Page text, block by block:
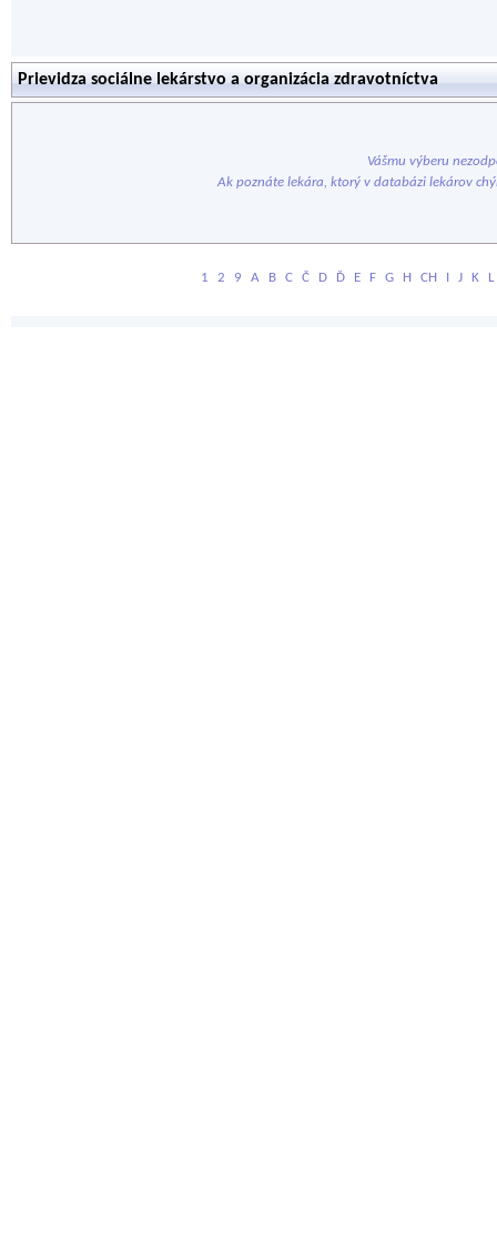
Prievidza sociálne lekárstvo a organizácia zdravotníctva
Vášmu výberu
Ak poznáte lekára, ktorý v databázi lekárov
1 2 9 A B C Č D Ď E F G H CH I J K L